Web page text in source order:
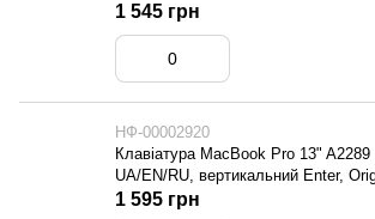
1 545 грн
НФ-00002920
Клавіатура MacBook Pro 13" A2289
UA/EN/RU, вертикальний Enter,
1 595 грн